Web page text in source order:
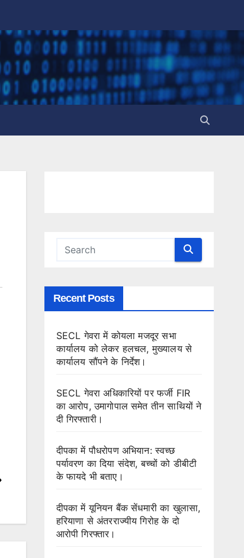
Recent Posts
SECL गेवरा में कोयला मजदूर सभा
कार्यालय को लेकर हलचल, मुख्यालय से
कार्यालय सौंपने के निर्देश।
SECL गेवरा अधिकारियों पर फर्जी FIR
का आरोप, उमागोपाल समेत तीन साथियों ने
दी गिरफ्तारी।
दीपका में पौधरोपण अभियान: स्वच्छ
पर्यावरण का दिया संदेश, बच्चों को डीबीटी
के फायदे भी बताए।
दीपका में यूनियन बैंक सेंधमारी का खुलासा,
हरियाणा से अंतरराज्यीय गिरोह के दो
आरोपी गिरफ्तार।